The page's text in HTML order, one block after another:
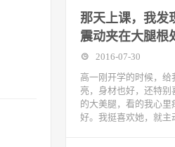
那天上课，我发
震动夹在大腿根
2016-07-30
高一刚开学的时候，
亮，身材也好，还特
的大美腿，看的我心
好。我挺喜欢她，就主